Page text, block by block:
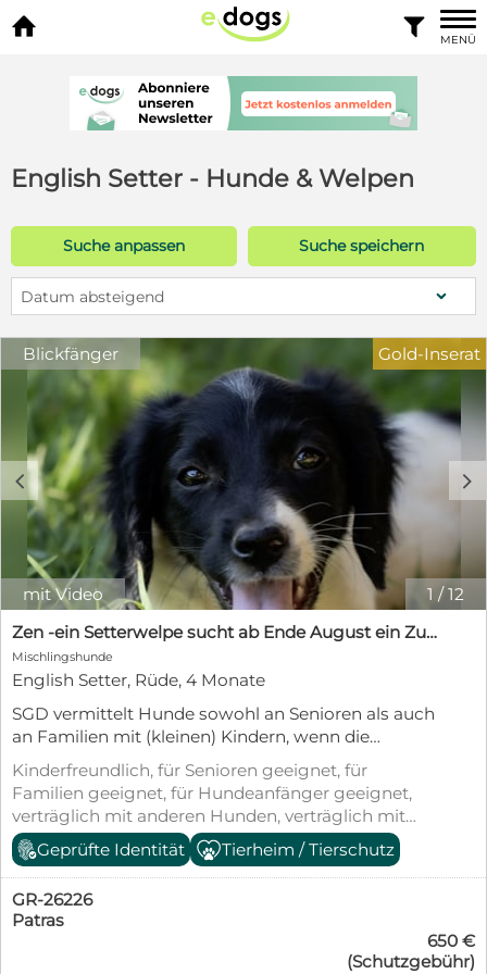
 
MENÜ
English Setter - Hunde & Welpen
Suche anpassen Suche speichern
Datum absteigend
Blickfänger
1 /12
c d
mit Video
Gold-Inserat
Zen -ein Setterwelpe sucht ab Ende August ein Zuhause
Mischlingshunde
English Setter, Rüde, 4 Monate
SGD vermittelt Hunde sowohl an Senioren als auch
an Familien mit (kleinen) Kindern, wenn die
Rahmenbedingungen passen. Wir vermitteln
sowohl nach Österreich und in die Schweiz.
https://www.facebook.com/profile.php?
id=61557493355524
https://www.instagram.com/grshelter2025/ Zen ist
der letzte von drei Setterwelpen, die in einer
unzugänglichen Gegend in Patras geborgen
wurden. SGD wurde gebeten, sie aufzunehmen.
geimpft und gegen Parasiten behandelt wurden,
Kinderfreundlich, für Senioren geeignet, für
Familien geeignet, für Hundeanfänger geeignet,
verträglich mit anderen Hunden, verträglich mit
Katzen, geimpft (mind. Pflichtimpfungen),
entwurmt, gechipt, mit EU-Heimtierausweis, aus
dem Tierheim, Welpenwurf, Tierschutzgesetz §11
Geprüfte Identität Tierheim / Tierschutz
GR-26226
Patras
650 €
(Schutzgebühr)